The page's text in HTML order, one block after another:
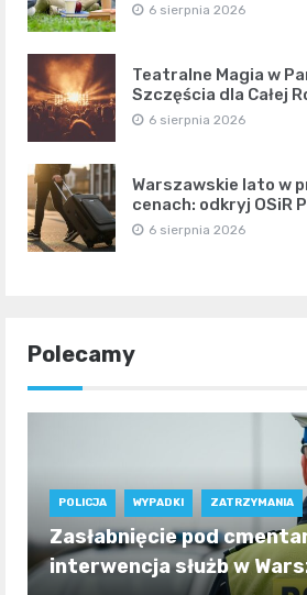
6 sierpnia 2026
Teatralne Magia w
Szczęścia dla Całej
6 sierpnia 2026
Warszawskie lato w
cenach: odkryj OSiR
6 sierpnia 2026
Polecamy
POLICJA WYPADKI ZATRZYMANIA
Zasłabnięcie pod
interwencja służb w